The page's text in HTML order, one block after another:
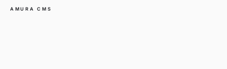
AMURA CMS